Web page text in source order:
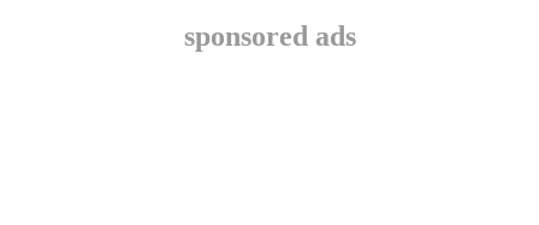
sponsored ads